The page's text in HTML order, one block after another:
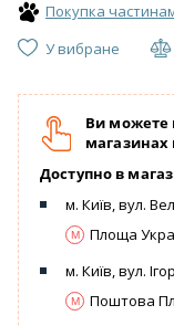
Покупка
У вибране
Ви можете
магазинах
Доступно в
м. Київ, вул.
Площа
м. Київ, вул.
Поштова